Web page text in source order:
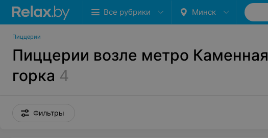
Все рубрики Минск
Пиццерии
Пиццерии возле метро Каменная
горка 4
Фильтры